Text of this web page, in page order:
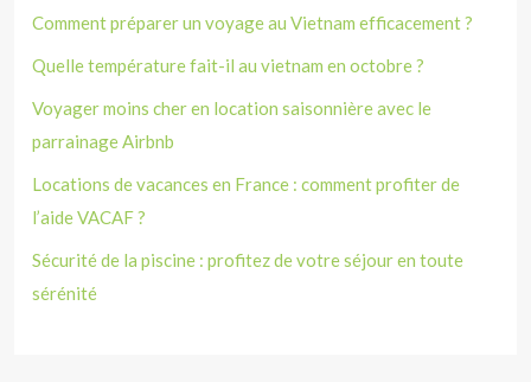
Comment préparer un voyage au Vietnam efficacement ?
Quelle température fait-il au vietnam en octobre ?
Voyager moins cher en location saisonnière avec le
parrainage Airbnb
Locations de vacances en France : comment profiter de
l’aide VACAF ?
Sécurité de la piscine : profitez de votre séjour en toute
sérénité